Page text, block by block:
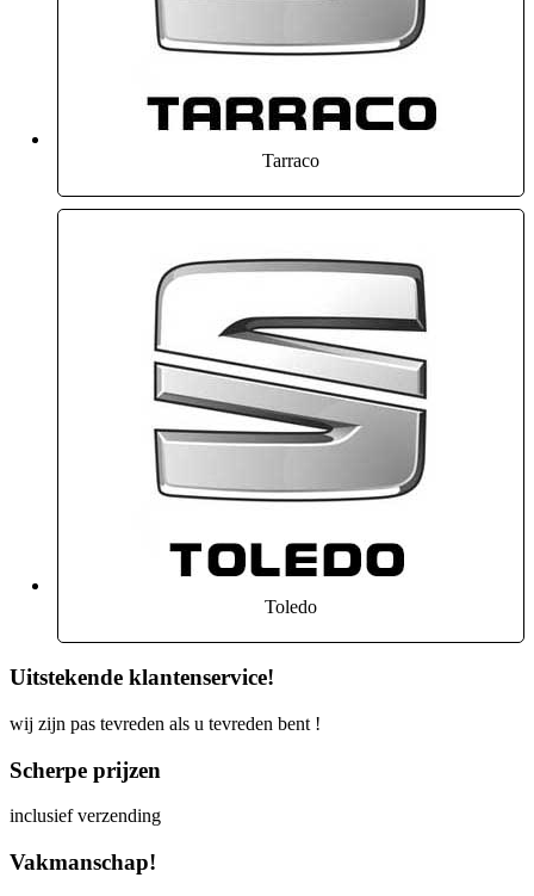
Tarraco
Toledo
Uitstekende klantenservice!
wij zijn pas tevreden als u tevreden bent !
Scherpe prijzen
inclusief verzending
Vakmanschap!